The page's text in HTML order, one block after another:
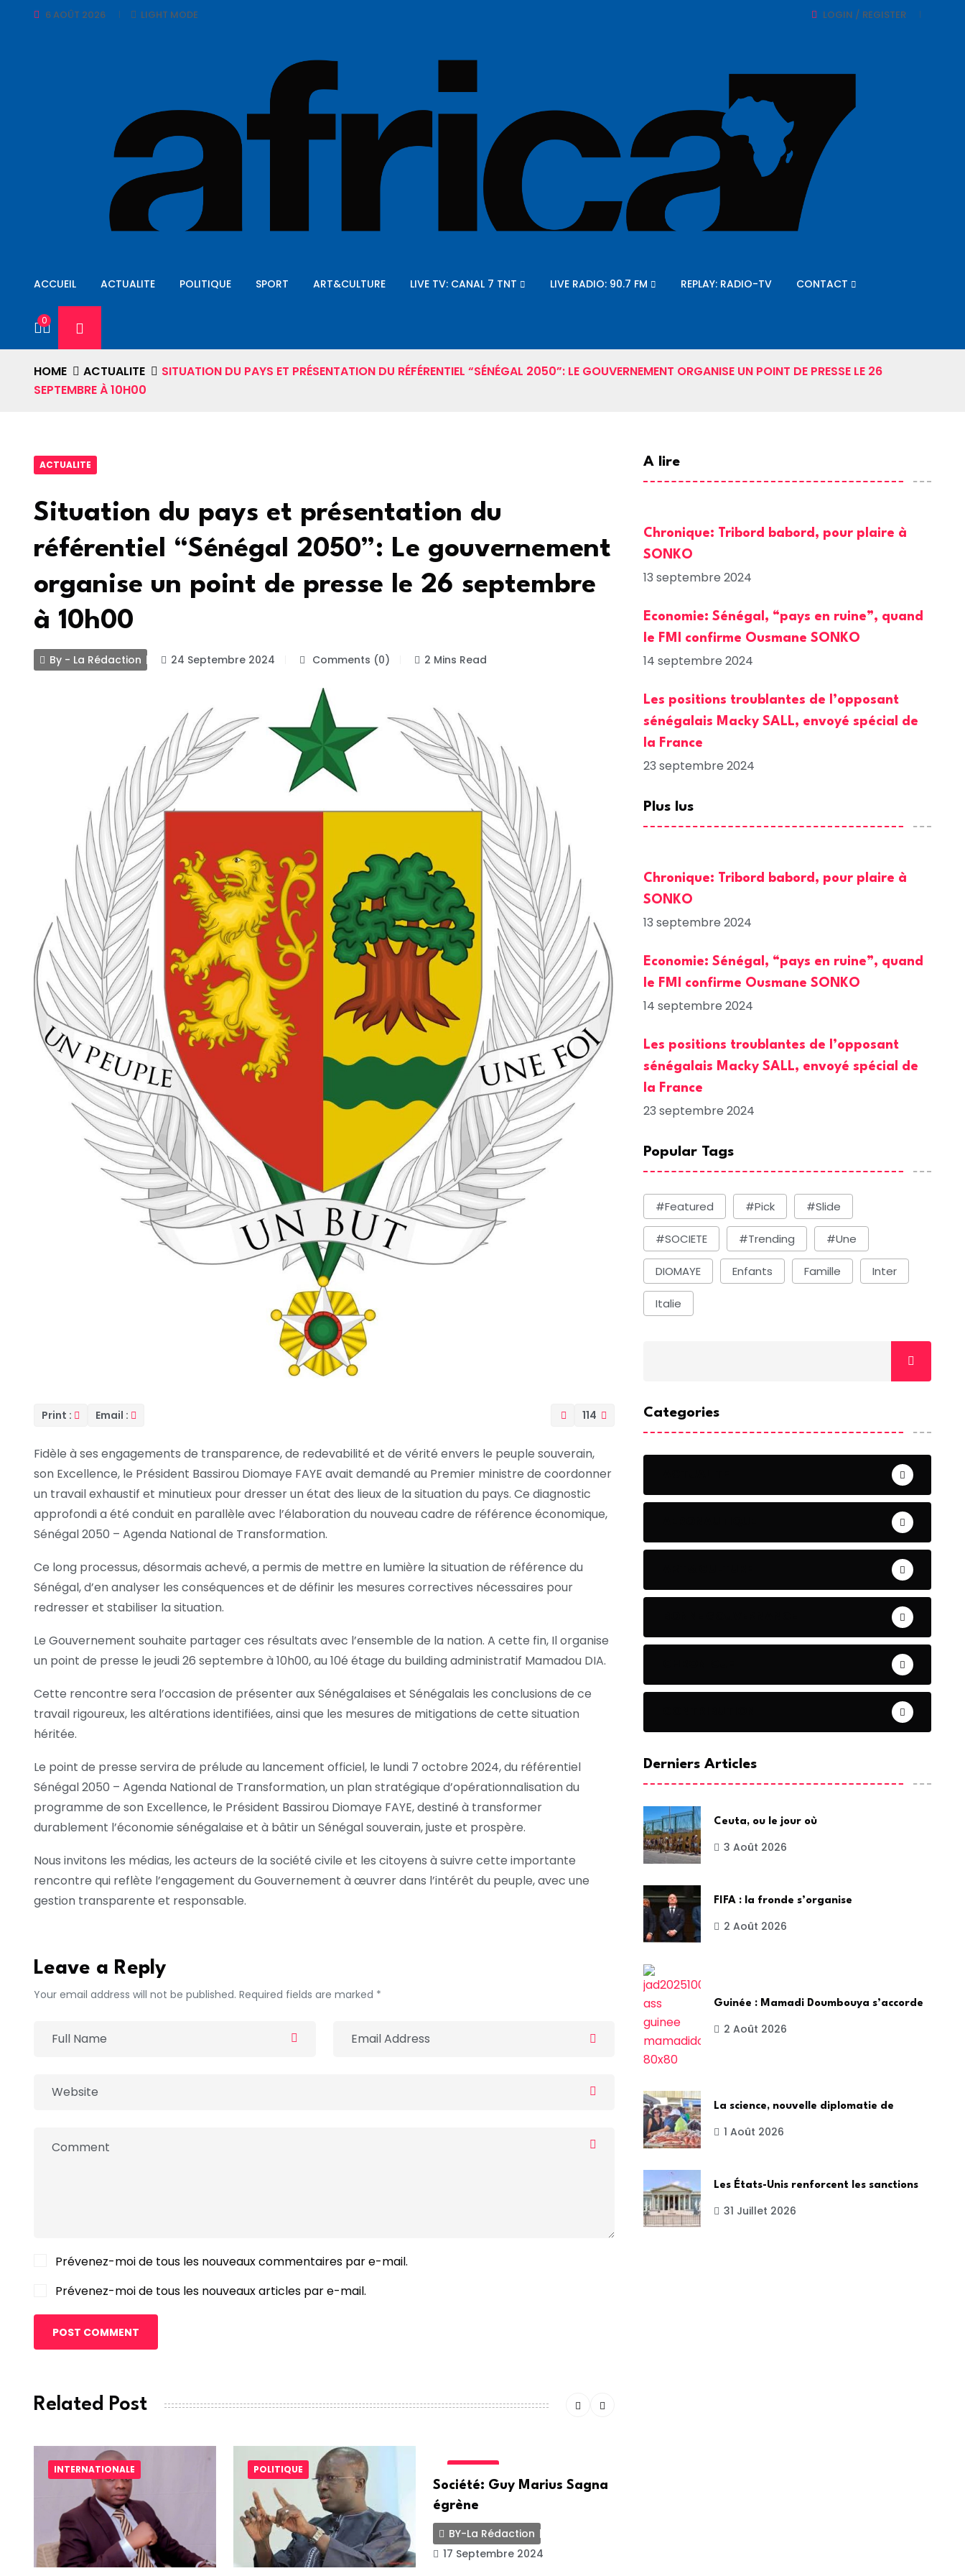
6 AOÛT 2026 LIGHT MODE LOGIN / REGISTER
ACCUEIL ACTUALITE POLITIQUE SPORT ART&CULTURE LIVE TV: CANAL 7 TNT LIVE RADIO: 90.7 FM REPLAY: RADIO-TV CONTACT
0
HOME ACTUALITE
SITUATION DU PAYS ET PRÉSENTATION DU RÉFÉRENTIEL “SÉNÉGAL 2050”: LE GOUVERNEMENT ORGANISE UN POINT DE PRESSE LE 26
SEPTEMBRE À 10H00
ACTUALITE
Situation du pays et présentation du
référentiel “Sénégal 2050”: Le gouvernement
organise un point de presse le 26 septembre
à 10h00
By - La Rédaction 24 Septembre 2024 Comments (0) 2 Mins Read
Print : Email : 114
Fidèle à ses engagements de transparence, de redevabilité et de vérité envers le peuple souverain,
son Excellence, le Président Bassirou Diomaye FAYE avait demandé au Premier ministre de coordonner
un travail exhaustif et minutieux pour dresser un état des lieux de la situation du pays. Ce diagnostic
approfondi a été conduit en parallèle avec l’élaboration du nouveau cadre de référence économique,
Sénégal 2050 – Agenda National de Transformation.
Ce long processus, désormais achevé, a permis de mettre en lumière la situation de référence du
Sénégal, d’en analyser les conséquences et de définir les mesures correctives nécessaires pour
redresser et stabiliser la situation.
Le Gouvernement souhaite partager ces résultats avec l’ensemble de la nation. A cette fin, Il organise
un point de presse le jeudi 26 septembre à 10h00, au 10é étage du building administratif Mamadou DIA.
Cette rencontre sera l’occasion de présenter aux Sénégalaises et Sénégalais les conclusions de ce
travail rigoureux, les altérations identifiées, ainsi que les mesures de mitigations de cette situation
héritée.
Le point de presse servira de prélude au lancement officiel, le lundi 7 octobre 2024, du référentiel
Sénégal 2050 – Agenda National de Transformation, un plan stratégique d’opérationnalisation du
programme de son Excellence, le Président Bassirou Diomaye FAYE, destiné à transformer
durablement l’économie sénégalaise et à bâtir un Sénégal souverain, juste et prospère.
Nous invitons les médias, les acteurs de la société civile et les citoyens à suivre cette importante
rencontre qui reflète l’engagement du Gouvernement à œuvrer dans l’intérêt du peuple, avec une
gestion transparente et responsable.
Leave a Reply
Your email address will not be published. Required fields are marked *
Prévenez-moi de tous les nouveaux commentaires par e-mail.
Prévenez-moi de tous les nouveaux articles par e-mail.
POST COMMENT
Related Post
INTERNATIONALE POLITIQUE
Société: Guy Marius Sagna
égrène
BY-La Rédaction
17 Septembre 2024
A lire
Chronique: Tribord babord, pour plaire à
SONKO
13 septembre 2024
Economie: Sénégal, “pays en ruine”, quand
le FMI confirme Ousmane SONKO
14 septembre 2024
Les positions troublantes de l’opposant
sénégalais Macky SALL, envoyé spécial de
la France
23 septembre 2024
Plus lus
Chronique: Tribord babord, pour plaire à
SONKO
13 septembre 2024
Economie: Sénégal, “pays en ruine”, quand
le FMI confirme Ousmane SONKO
14 septembre 2024
Les positions troublantes de l’opposant
sénégalais Macky SALL, envoyé spécial de
la France
23 septembre 2024
Popular Tags
#Featured #Pick #Slide
#SOCIETE #Trending #une
DIOMAYE Enfants Famille Inter
Italie
Categories
Derniers Articles
Ceuta, ou le jour où
3 Août 2026
FIFA : la fronde s’organise
2 Août 2026
Guinée : Mamadi Doumbouya s’accorde
2 Août 2026
La science, nouvelle diplomatie de
1 Août 2026
Les États-Unis renforcent les sanctions
31 Juillet 2026